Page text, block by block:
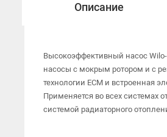
Описание
Высокоэффективный насос
насосы с мокрым ротором и с
технологии ECM и встроенная
Применяется во всех системах
системой радиаторного